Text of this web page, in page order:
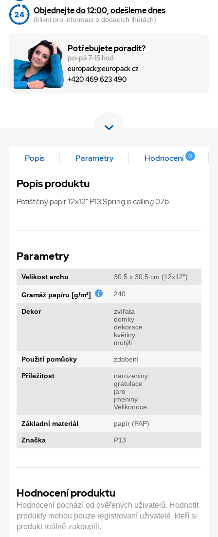
Objednejte do 12:00, odešleme dnes
(klikni pro informaci o dodacích lhůtách)
Potřebujete poradit?
po-pá 7-15 hod
europack@europack.cz
+420 469 623 490
Popis Parametry Hodnocení 0
Popis produktu
Potištěný papír 12x12" P13 Spring is calling 07b
Parametry
Velikost archu 30,5 x 30,5 cm (12x12")
Gramáž papíru [g/m²] 240
Dekor
zvířata
domky
dekorace
květiny
motýli
Použití pomůcky zdobení
Příležitost
narozeniny
gratulace
jaro
jmeniny
Velikonoce
Základní materiál papír (PAP)
Značka P13
Hodnocení produktu
Hodnocení pochází od ověřených uživatelů. Hodnotit
produkty mohou pouze registrovaní uživatelé, kteří si
produkt reálně zakoupili.